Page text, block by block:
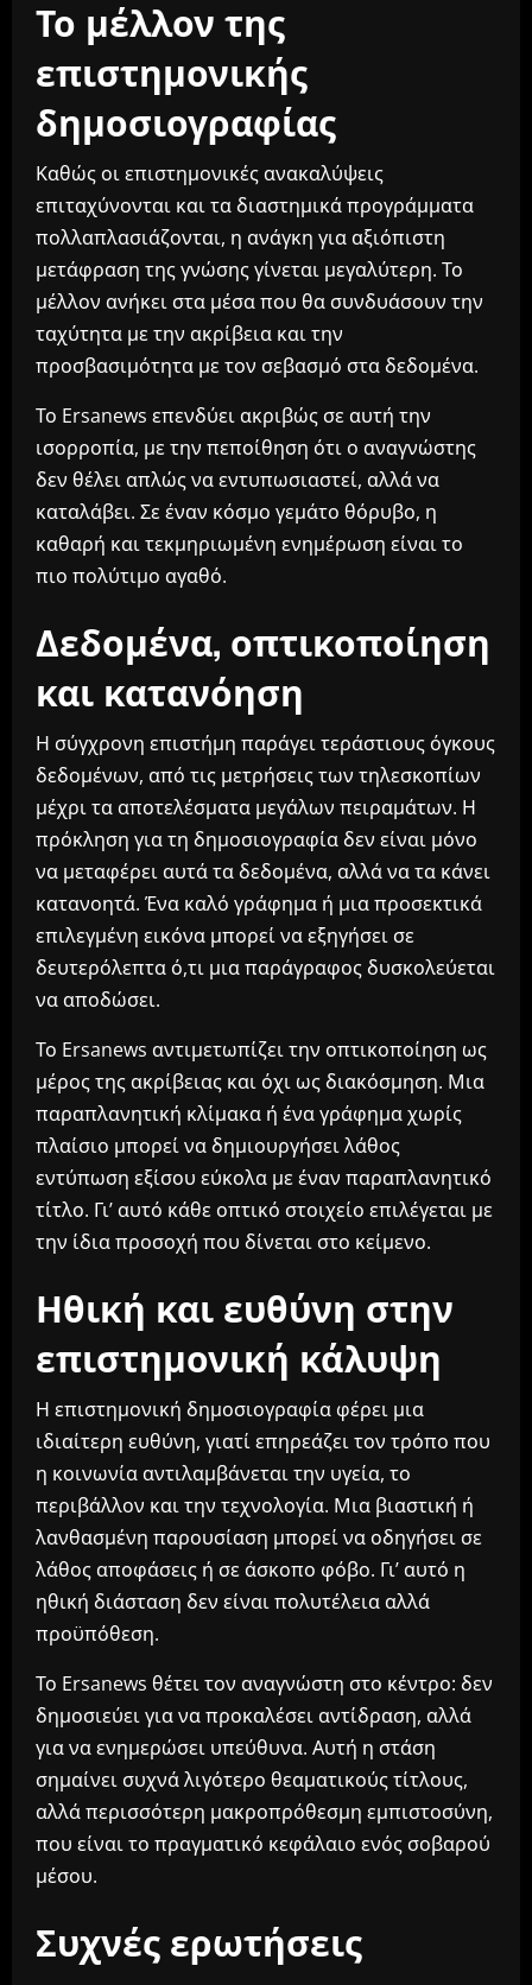
Το μέλλον της
επιστημονικής
δημοσιογραφίας
Καθώς οι επιστημονικές ανακαλύψεις
επιταχύνονται και τα διαστημικά προγράμματα
πολλαπλασιάζονται, η ανάγκη για αξιόπιστη
μετάφραση της γνώσης γίνεται μεγαλύτερη. Το
μέλλον ανήκει στα μέσα που θα συνδυάσουν την
ταχύτητα με την ακρίβεια και την
προσβασιμότητα με τον σεβασμό στα δεδομένα.
Το Ersanews επενδύει ακριβώς σε αυτή την
ισορροπία, με την πεποίθηση ότι ο αναγνώστης
δεν θέλει απλώς να εντυπωσιαστεί, αλλά να
καταλάβει. Σε έναν κόσμο γεμάτο θόρυβο, η
καθαρή και τεκμηριωμένη ενημέρωση είναι το
πιο πολύτιμο αγαθό.
Δεδομένα, οπτικοποίηση
και κατανόηση
Η σύγχρονη επιστήμη παράγει τεράστιους όγκους
δεδομένων, από τις μετρήσεις των τηλεσκοπίων
μέχρι τα αποτελέσματα μεγάλων πειραμάτων. Η
πρόκληση για τη δημοσιογραφία δεν είναι μόνο
να μεταφέρει αυτά τα δεδομένα, αλλά να τα κάνει
κατανοητά. Ένα καλό γράφημα ή μια προσεκτικά
επιλεγμένη εικόνα μπορεί να εξηγήσει σε
δευτερόλεπτα ό,τι μια παράγραφος δυσκολεύεται
να αποδώσει.
Το Ersanews αντιμετωπίζει την οπτικοποίηση ως
μέρος της ακρίβειας και όχι ως διακόσμηση. Μια
παραπλανητική κλίμακα ή ένα γράφημα χωρίς
πλαίσιο μπορεί να δημιουργήσει λάθος
εντύπωση εξίσου εύκολα με έναν παραπλανητικό
τίτλο. Γι’ αυτό κάθε οπτικό στοιχείο επιλέγεται με
την ίδια προσοχή που δίνεται στο κείμενο.
Ηθική και ευθύνη στην
επιστημονική κάλυψη
Η επιστημονική δημοσιογραφία φέρει μια
ιδιαίτερη ευθύνη, γιατί επηρεάζει τον τρόπο που
η κοινωνία αντιλαμβάνεται την υγεία, το
περιβάλλον και την τεχνολογία. Μια βιαστική ή
λανθασμένη παρουσίαση μπορεί να οδηγήσει σε
λάθος αποφάσεις ή σε άσκοπο φόβο. Γι’ αυτό η
ηθική διάσταση δεν είναι πολυτέλεια αλλά
προϋπόθεση.
Το Ersanews θέτει τον αναγνώστη στο κέντρο: δεν
δημοσιεύει για να προκαλέσει αντίδραση, αλλά
για να ενημερώσει υπεύθυνα. Αυτή η στάση
σημαίνει συχνά λιγότερο θεαματικούς τίτλους,
αλλά περισσότερη μακροπρόθεσμη εμπιστοσύνη,
που είναι το πραγματικό κεφάλαιο ενός σοβαρού
μέσου.
Συχνές ερωτήσεις